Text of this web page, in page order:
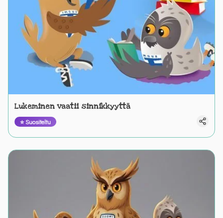
Lukeminen vaatii sinnikkyyttä
⭐ Suositeltu